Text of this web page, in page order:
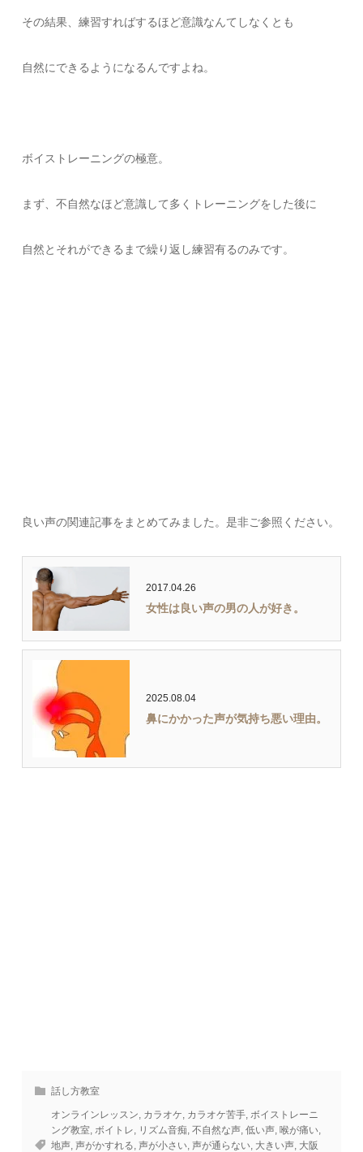
その結果、練習すればするほど意識なんてしなくとも
自然にできるようになるんですよね。
ボイストレーニングの極意。
まず、不自然なほど意識して多くトレーニングをした後に
自然とそれができるまで繰り返し練習有るのみです。
良い声の関連記事をまとめてみました。是非ご参照ください。
2017.04.26
女性は良い声の男の人が好き。
2025.08.04
鼻にかかった声が気持ち悪い理由。
話し方教室
オンラインレッスン カラオケ カラオケ苦手 ボイストレーニ
ング教室 ボイトレ リズム音痴 ,不自然な声 ,低い声 ,喉が痛い
地声 ,声がかすれる ,声が小さい ,声が通らない 大きい声 大阪